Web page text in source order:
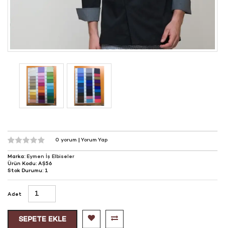
0 yorum Yorum Yap
Marka: Eymen İş Elbiseler
Ürün Kodu: AŞ56
Stok Durumu: 1
Adet
SEPETE EKLE